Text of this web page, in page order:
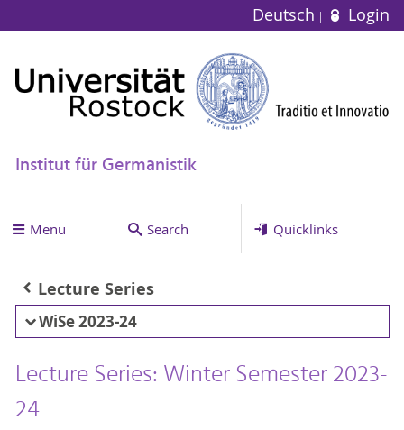
Deutsch Login
Institut für Germanistik
Menu Search Quicklinks
Lecture Series
WiSe 2023-24
Lecture Series: Winter Semester 2023-
24